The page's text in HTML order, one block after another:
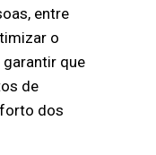
entre
o
que
de
dos